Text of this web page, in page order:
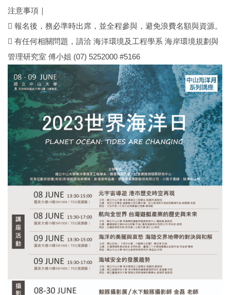
注意事項｜
 報名後，務必準時出席，並全程參與，避免浪費名額與資源。
 有任何相關問題，請洽 海洋環境及工程學系 海岸環境規劃與
管理研究室 傅小姐 (07) 5252000 #5166